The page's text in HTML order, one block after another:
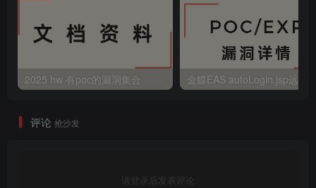
2025 hw 有poc的漏洞集合
评论 抢沙发
请登录后发表评论